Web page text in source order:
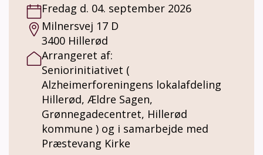
Fredag d. 04. september 2026
Milnersvej 17 D
3400 Hillerød
Arrangeret af:
Seniorinitiativet (
Alzheimerforeningens lokalafdeling
Hillerød, Ældre Sagen,
Grønnegadecentret, Hillerød
kommune ) og i samarbejde med
Præstevang Kirke